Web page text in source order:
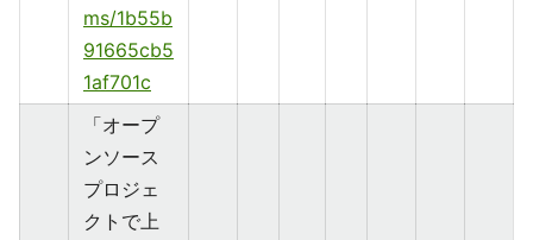
ms/1b55b
91665cb5
1af701c
「オープ
ンソース
プロジェ
クトで上